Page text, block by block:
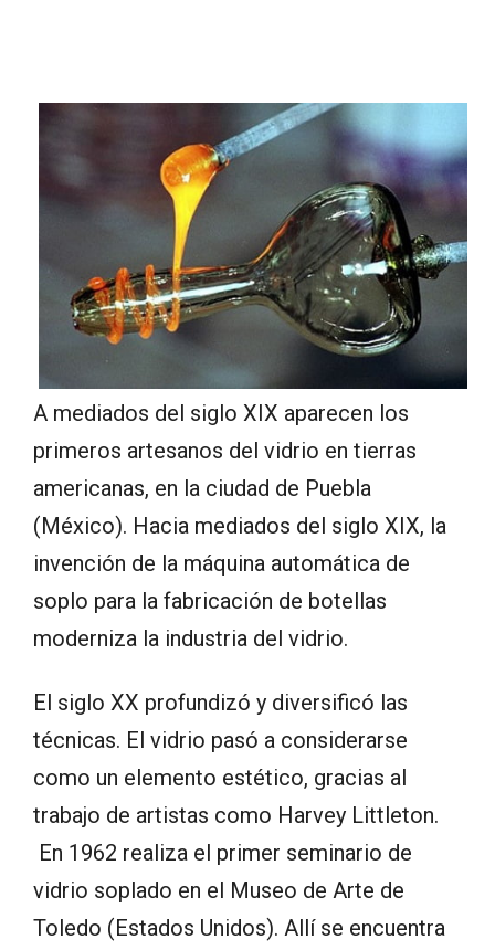
A mediados del siglo XIX aparecen los
primeros artesanos del vidrio en tierras
americanas, en la ciudad de Puebla
(México). Hacia mediados del siglo XIX, la
invención de la máquina automática de
soplo para la fabricación de botellas
moderniza la industria del vidrio.
El siglo XX profundizó y diversificó las
técnicas. El vidrio pasó a considerarse
como un elemento estético, gracias al
trabajo de artistas como Harvey Littleton.
En 1962 realiza el primer seminario de
vidrio soplado en el Museo de Arte de
Toledo (Estados Unidos). Allí se encuentra